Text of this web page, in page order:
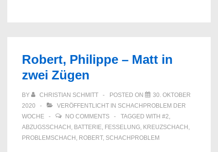
Robert, Philippe – Matt in
zwei Zügen
BY CHRISTIAN SCHMITT POSTED ON
30. OKTOBER
2020
VERÖFFENTLICHT IN SCHACHPROBLEM DER
WOCHE
NO COMMENTS TAGGED WITH #2,
ABZUGSSCHACH , BATTERIE, FESSELUNG, KREUZSCHACH ,
PROBLEMSCHACH , ROBERT, SCHACHPROBLEM